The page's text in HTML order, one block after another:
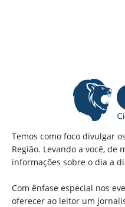
Temos como foco divulgar
Região. Levando a você, de
informações sobre o dia a
Com ênfase especial nos
oferecer ao leitor um